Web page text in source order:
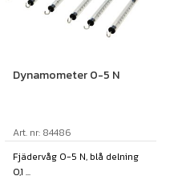
Dynamometer 0-5 N
Art. nr: 84486
Fjädervåg 0-5 N, blå delning
0,1 ...